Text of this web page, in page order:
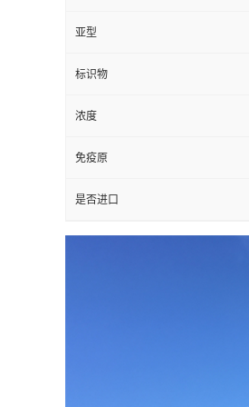
亚型
标识物
浓度
免疫原
是否进口